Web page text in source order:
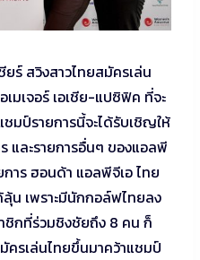
ยร์ สวิงสาวไทยสมัครเล่น
มเจอร์ เอเชีย-แปซิฟิค ที่จะ
มป์รายการนี้จะได้รับเชิญให้
และรายการอื่นๆ ของแอลพี
าร ฮอนด้า แอลพีจีเอ ไทย
น เพราะมีนักกอล์ฟไทยลง
ชิกที่ร่วมชิงชัยถึง 8 คน ก็
ครเล่นไทยขึ้นมาคว้าแชมป์